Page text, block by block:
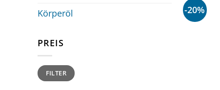
Körperöl
PREIS
Min.
Preis
Max.
PreisFILTER
-20%